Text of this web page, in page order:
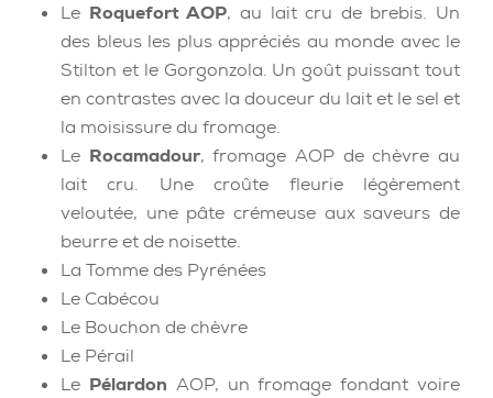
Le Roquefort AOP, au lait cru de brebis. Un
des bleus les plus appréciés au monde avec le
Stilton et le Gorgonzola. Un goût puissant tout
en contrastes avec la douceur du lait et le sel et
la moisissure du fromage.
Le Rocamadour, fromage AOP de chèvre au
lait cru. Une croûte fleurie légèrement
veloutée, une pâte crémeuse aux saveurs de
beurre et de noisette.
La Tomme des Pyrénées
Le Cabécou
Le Bouchon de chèvre
Le Pérail
Le Pélardon AOP, un fromage fondant voire